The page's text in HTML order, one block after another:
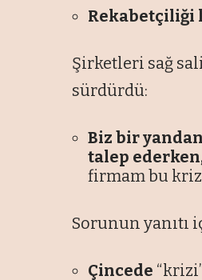
Rekabetçiliği
Şirketleri sağ
sürdürdü:
Biz bir
talep
firmam bu
Sorunun yanıtı
Çincede